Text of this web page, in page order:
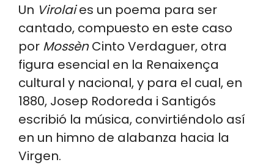
Un Virolaies un poema para ser
cantado, compuesto en este caso
por MossènCinto Verdaguer, otra
figura esencial en la Renaixença
cultural y nacional, y para el cual, en
1880, Josep Rodoreda i Santigós
escribió la música, convirtiéndolo así
en un himno de alabanza hacia la
Virgen.